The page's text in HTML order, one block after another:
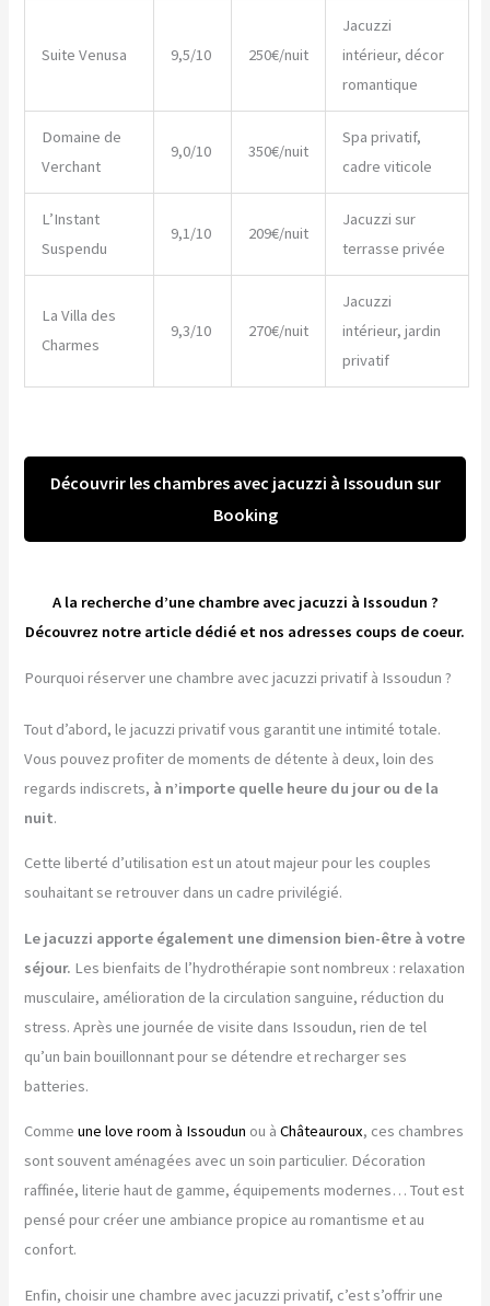
Suite Venusa 9,5/10 250€/nuit
Jacuzzi
intérieur, décor
romantique
Domaine de
Verchant
9,0/10 350€/nuit
Spa privatif,
cadre viticole
L’Instant
Suspendu
9,1/10 209€/nuit
Jacuzzi sur
terrasse privée
La Villa des
Charmes
9,3/10 270€/nuit
Jacuzzi
intérieur, jardin
privatif
Découvrir les chambres avec jacuzzi à Issoudun sur
Booking
A la recherche d’une chambre avec jacuzzi à Issoudun ?
Découvrez notre article dédié et nos adresses coups de coeur.
Pourquoi réserver une chambre avec jacuzzi privatif à Issoudun ?
Tout d’abord, le jacuzzi privatif vous garantit une intimité totale.
Vous pouvez profiter de moments de détente à deux, loin des
regards indiscrets, à n’importe quelle heure du jour ou de la
nuit.
Cette liberté d’utilisation est un atout majeur pour les couples
souhaitant se retrouver dans un cadre privilégié.
Le jacuzzi apporte également une dimension bien-être à votre
séjour. Les bienfaits de l’hydrothérapie sont nombreux : relaxation
musculaire, amélioration de la circulation sanguine, réduction du
stress. Après une journée de visite dans Issoudun, rien de tel
qu’un bain bouillonnant pour se détendre et recharger ses
batteries.
Comme une love room à Issoudun ou àChâteauroux, ces chambres
sont souvent aménagées avec un soin particulier. Décoration
raffinée, literie haut de gamme, équipements modernes… Tout est
pensé pour créer une ambiance propice au romantisme et au
confort.
Enfin, choisir une chambre avec jacuzzi privatif, c’est s’offrir une